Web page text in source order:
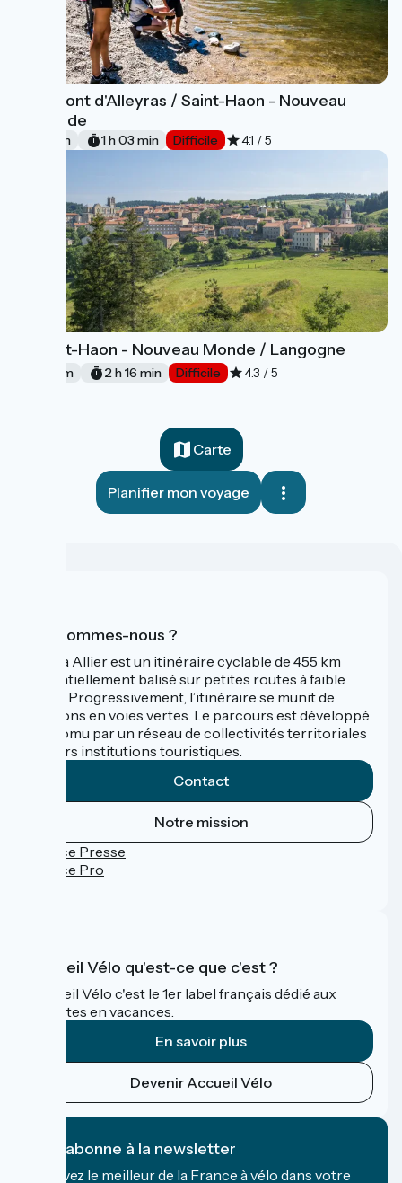
Le Pont d'Alleyras / Saint-Haon - Nouveau
Monde
16 km 1 h 03 min Difficile 4.1 / 5
Saint-Haon - Nouveau Monde / Langogne
34 km 2 h 16 min Difficile 4.3 / 5
Carte
Planifier mon voyage
Qui sommes-nous ?
La Via Allier est un itinéraire cyclable de 455 km
essentiellement balisé sur petites routes à faible
trafic. Progressivement, l’itinéraire se munit de
sections en voies vertes. Le parcours est développé
et promu par un réseau de collectivités territoriales
et leurs institutions touristiques.
Contact
Notre mission
Espace Presse
Espace Pro
Accueil Vélo qu'est-ce que c'est ?
Accueil Vélo c'est le 1er label français dédié aux
cyclistes en vacances.
En savoir plus
Devenir Accueil Vélo
Je m'abonne à la newsletter
Recevez le meilleur de la France à vélo dans votre